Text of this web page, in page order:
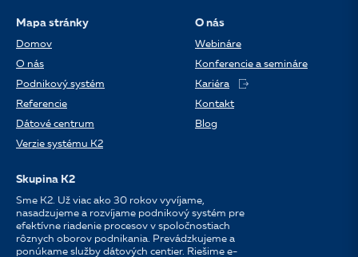
Mapa stránky
Domov
O nás
Podnikový systém
Referencie
Dátové centrum
Verzie systému K2
O nás
Webináre
Konferencie a semináre
Kariéra
Kontakt
Blog
Skupina K2
Sme K2. Už viac ako 30 rokov vyvíjame,
nasadzujeme a rozvíjame podnikový systém pre
efektívne riadenie procesov v spoločnostiach
rôznych oborov podnikania. Prevádzkujeme a
ponúkame služby dátových centier. Riešime e-